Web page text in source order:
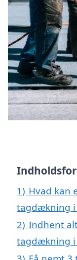
1) Hvad kan
tagdækning i
2) Indhent
tagdækning i